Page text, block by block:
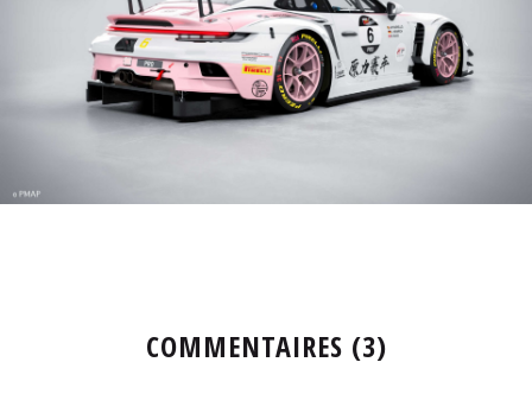
COMMENTAIRES (3)